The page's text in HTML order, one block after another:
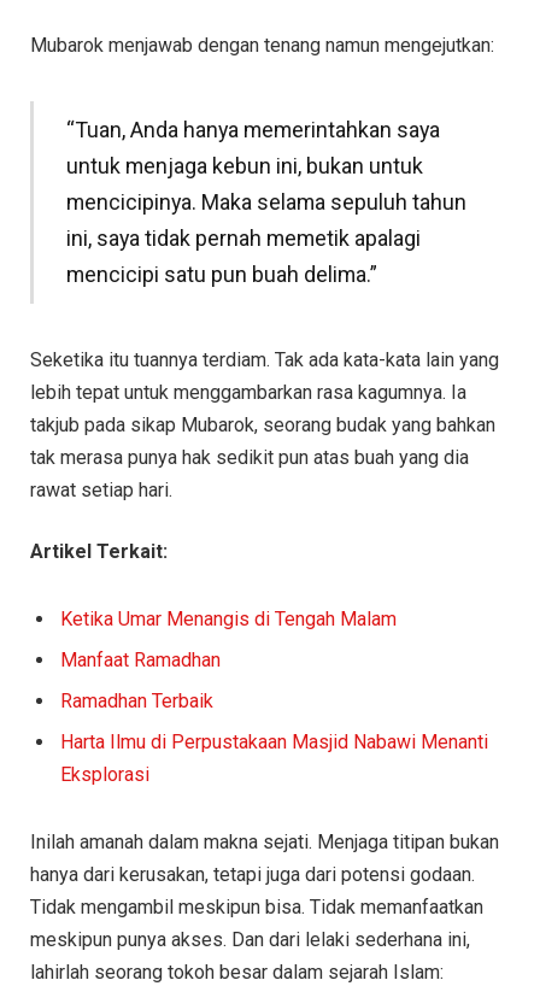
Mubarok menjawab dengan tenang namun mengejutkan:
“Tuan, Anda hanya memerintahkan saya
untuk menjaga kebun ini, bukan untuk
mencicipinya. Maka selama sepuluh tahun
ini, saya tidak pernah memetik apalagi
mencicipi satu pun buah delima.”
Seketika itu tuannya terdiam. Tak ada kata-kata lain yang
lebih tepat untuk menggambarkan rasa kagumnya. Ia
takjub pada sikap Mubarok, seorang budak yang bahkan
tak merasa punya hak sedikit pun atas buah yang dia
rawat setiap hari.
Artikel Terkait:
Ketika Umar Menangis di Tengah Malam
Manfaat Ramadhan
Ramadhan Terbaik
Harta Ilmu di Perpustakaan Masjid Nabawi Menanti
Eksplorasi
Inilah amanah dalam makna sejati. Menjaga titipan bukan
hanya dari kerusakan, tetapi juga dari potensi godaan.
Tidak mengambil meskipun bisa. Tidak memanfaatkan
meskipun punya akses. Dan dari lelaki sederhana ini,
lahirlah seorang tokoh besar dalam sejarah Islam: